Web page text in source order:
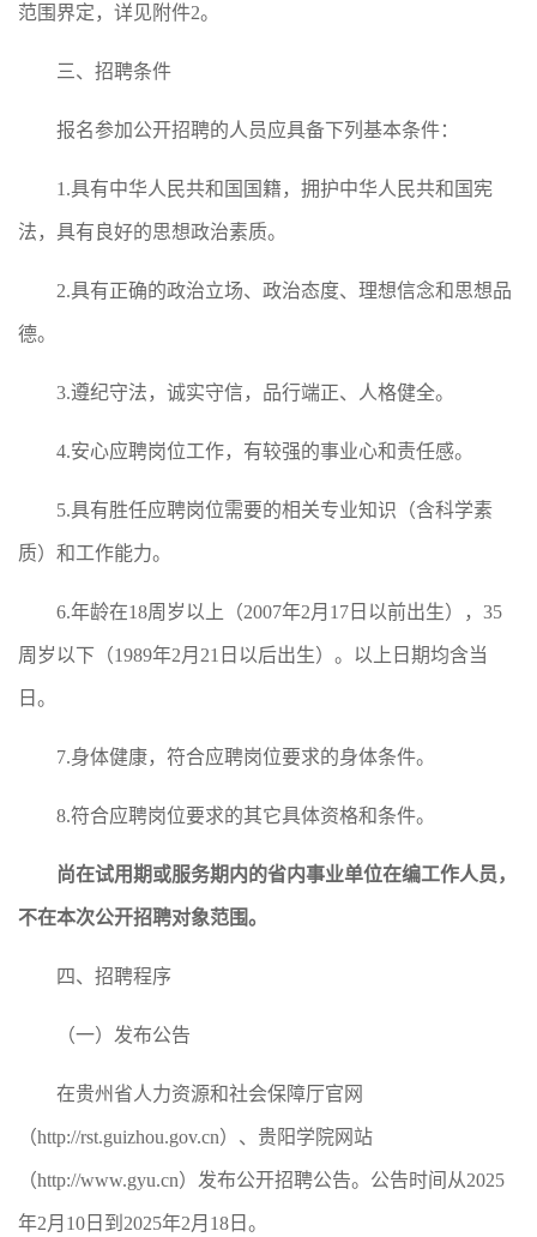
范围界定，详见附件2。
三、招聘条件
报名参加公开招聘的人员应具备下列基本条件：
1.具有中华人民共和国国籍，拥护中华人民共和国宪
法，具有良好的思想政治素质。
2.具有正确的政治立场、政治态度、理想信念和思想品
德。
3.遵纪守法，诚实守信，品行端正、人格健全。
4.安心应聘岗位工作，有较强的事业心和责任感。
5.具有胜任应聘岗位需要的相关专业知识（含科学素
质）和工作能力。
6.年龄在18周岁以上（2007年2月17日以前出生），35
周岁以下（1989年2月21日以后出生）。以上日期均含当
日。
7.身体健康，符合应聘岗位要求的身体条件。
8.符合应聘岗位要求的其它具体资格和条件。
尚在试用期或服务期内的省内事业单位在编工作人员，
不在本次公开招聘对象范围。
四、招聘程序
（一）发布公告
在贵州省人力资源和社会保障厅官网
（http://rst.guizhou.gov.cn）、贵阳学院网站
（http://www.gyu.cn）发布公开招聘公告。公告时间从2025
年2月10日到2025年2月18日。